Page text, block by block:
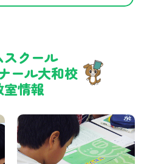
スクール
ール大和校
室情報